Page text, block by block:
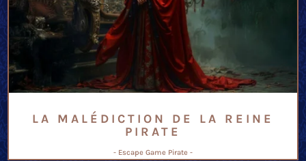
LA MALÉDICTION DE LA REINE
PIRATE
- Escape Game Pirate -